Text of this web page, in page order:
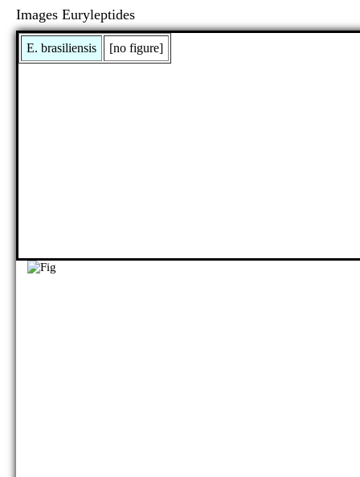
Images Euryleptides
E. brasiliensis [no figure]